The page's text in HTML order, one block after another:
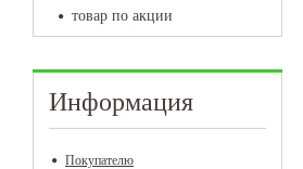
товар по акции
Информация
Покупателю